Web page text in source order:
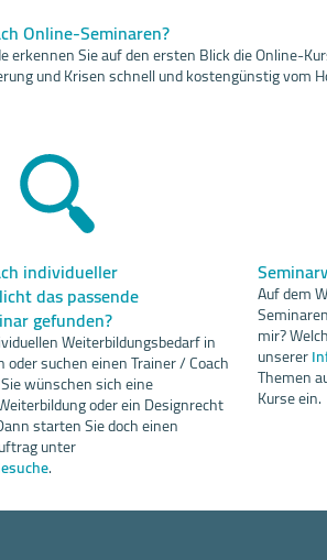
Online-Seminaren?
erkennen Sie auf den ersten Blick die Online-
und Krisen schnell und kostengünstig vom
individueller
das passende
gefunden?
Weiterbildungsbedarf in
suchen einen Trainer / Coach
wünschen sich eine
oder ein Designrecht
starten Sie doch einen
unter
.
Auf dem
mir?
unserer
Themen
Kurse ein.